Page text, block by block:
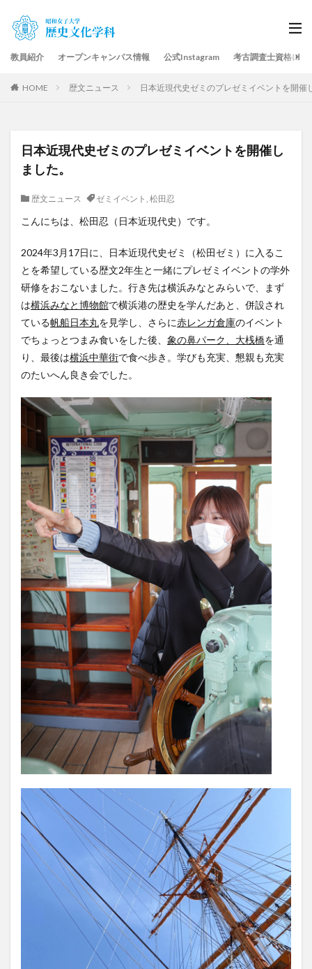
教員紹介 オープンキャンパス情報 公式Instagram 考古調査士資格につ
HOME 歴文ニュース 日本近現代史ゼミのプレゼミイベントを開催
日本近現代史ゼミのプレゼミイベントを開催し
ました。
歴文ニュース ゼミイベント , 松田忍
こんにちは、松田忍（日本近現代史）です。
2024年3月17日に、日本近現代史ゼミ（松田ゼミ）に入るこ
とを希望している歴文2年生と一緒にプレゼミイベントの学外
研修をおこないました。行き先は横浜みなとみらいで、まず
は横浜みなと博物館で横浜港の歴史を学んだあと、併設され
ている帆船日本丸を見学し、さらに赤レンガ倉庫のイベント
でちょっとつまみ食いをした後、 象の鼻パーク、大桟橋を通
り、最後は横浜中華街で食べ歩き。学びも充実、懇親も充実
のたいへん良き会でした。